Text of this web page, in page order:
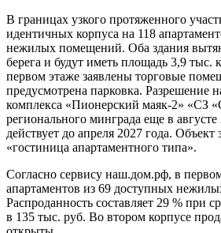
В границах узкого протяженного
идентичных корпуса на 118
нежилых помещений. Оба здания
берега и будут иметь площадь 3,9
первом этаже заявлены торговые
предусмотрена парковка. Разрешение
комплекса «Пионерский маяк-2» «СЗ
регионального минграда еще в
действует до апреля 2027 года. Объект
«гостиница апартаментного типа».
Согласно сервису наш.дом.рф, в
апартаментов из 69 доступных
Распроданность составляет 29 % при
в 135 тыс. руб. Во втором корпусе